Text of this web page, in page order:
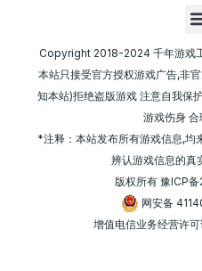
Copyright 2018-2024 千年游戏
本站只接受官方授权游戏广告,非
知本站)拒绝盗版游戏 注意自我保
游戏伤身
*注释：本站发布所有游戏信息,均
辨认游戏信息的真
版权所有 豫ICP
网安备
增值电信业务经营许